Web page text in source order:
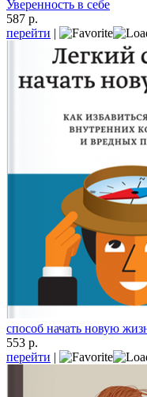
Уверенность в себе
587 р.
перейти |
способ начать новую
553 р.
перейти |